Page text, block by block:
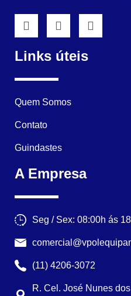
Links úteis
Quem Somos
Contato
Guindastes
A Empresa
Seg / Sex: 08:00h ás
(11) 4206-3072
R. Cel. José Nunes